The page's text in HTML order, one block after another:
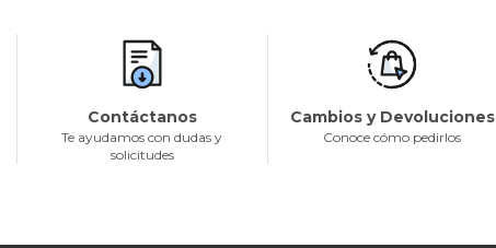
Contáctanos
Te ayudamos con dudas y
solicitudes
Cambios y Devoluciones
Conoce cómo pedirlos